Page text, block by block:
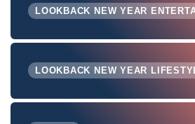
LOOKBACK NEW YEAR
LOOKBACK NEW YEAR